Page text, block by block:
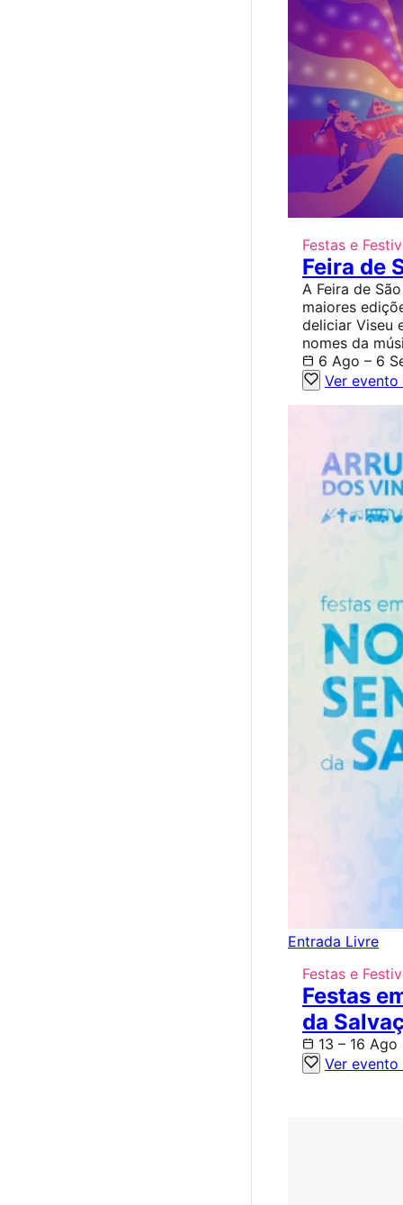
Festas e
Feira de
A Feira de
maiores
deliciar Viseu
nomes da
6 Ago – 6
Ver
Entrada Livre
Festas e
Festas
da
13 – 16 Ago
Ver